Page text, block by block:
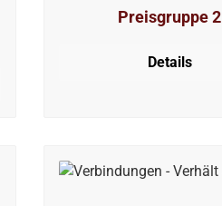
Preisgruppe 2
Details